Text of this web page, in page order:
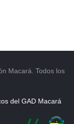
Macará. Todos los
del GAD Macará